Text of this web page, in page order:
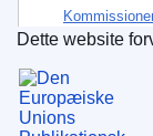
CELEX :
Den
Dette website